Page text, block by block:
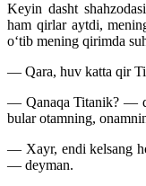
Keyin dasht
ham qirlar aytdi,
oʻtib mening qirimda
— Qara, huv katta qir
— Qanaqa Titanik? —
bular otamning,
— Xayr, endi kelsang
— deyman.